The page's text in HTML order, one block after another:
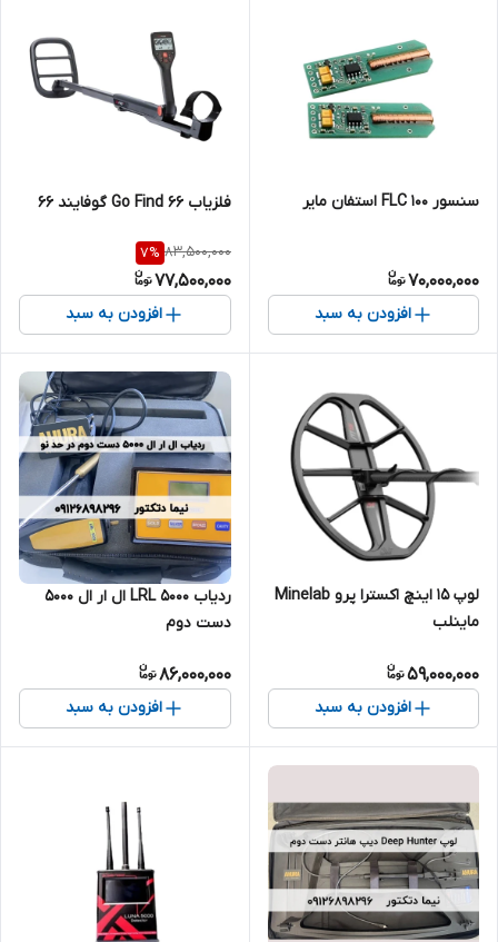
سنسور FLC 100 استفان مایر
70,000,000
افزودن به سبد
فلزیاب 66 Go Find گوفایند 66
83,500,000
7%
77,500,000
افزودن به سبد
لوپ 15 اینچ اکسترا پرو Minelab
ماینلب
59,000,000
افزودن به سبد
ردیاب 5000 LRL ال ار ال 5000
دست دوم
86,000,000
افزودن به سبد